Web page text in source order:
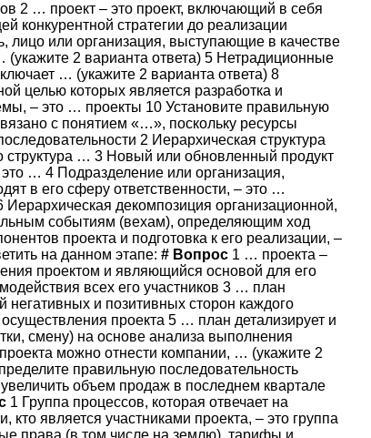
2 … проект – это проект, включающий в себя
конкурентной стратегии до реализации
лицо или организация, выступающие в качестве
2 варианта ответа) 5 Нетрадиционные
… (укажите 2 варианта ответа) 8
целью которых является разработка и
– это … проекты 10 Установите правильную
с понятием «…», поскольку ресурсы
2 Иерархическая структура
структура … 3 Новый или обновленный продукт
… 4 Подразделение или организация,
в его сферу ответственности, – это …
декомпозиция организационной,
событиям (вехам), определяющим ход
проекта и подготовка к его реализации, –
на данном этапе: # Вопрос1 … проекта –
проектом и являющийся основой для его
всех его участников 3 … план
негативных и позитивных сторон каждого
проекта 5 … план детализирует и
смену) на основе анализа выполнения
можно отнести компании, … (укажите 2
правильную последовательность
объем продаж в последнем квартале
1 Группа процессов, которая отвечает на
является участниками проекта, – это группа